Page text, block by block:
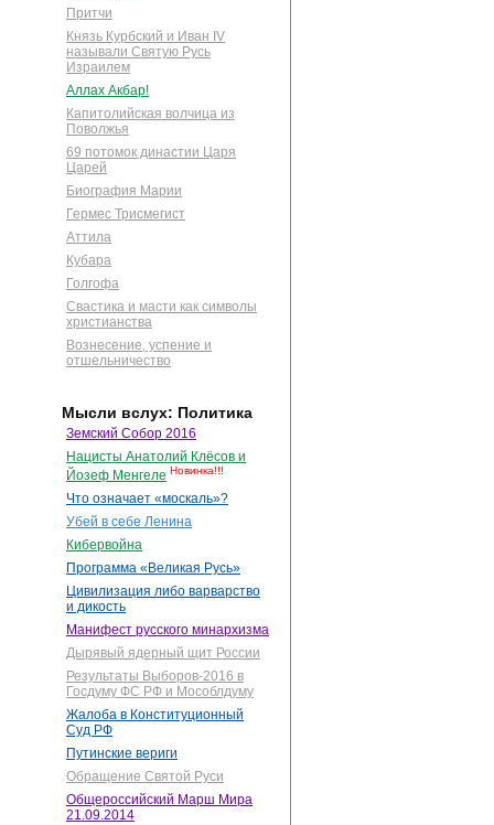
Притчи
Князь Курбский и Иван IV
называли Святую Русь
Израилем
Аллах Акбар!
Капитолийская волчица из
Поволжья
69 потомок династии Царя
Царей
Биография Марии
Гермес Трисмегист
Аттила
Кубара
Голгофа
Свастика и масти как символы
христианства
Вознесение, успение и
отшельничество
Мысли вслух: Политика
Земский Собор 2016
Нацисты Анатолий Клёсов и
Йозеф Менгеле Новинка!!!
Что означает «москаль»?
Убей в себе Ленина
Кибервойна
Программа «Великая Русь»
Цивилизация либо варварство
и дикость
Манифест русского минархизма
Дырявый ядерный щит России
Результаты Выборов-2016 в
Госдуму ФС РФ и Мособлдуму
Жалоба в Конституционный
Суд РФ
Путинские вериги
Обращение Святой Руси
Общероссийский Марш Мира
21.09.2014